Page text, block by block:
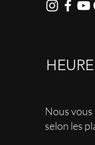
Nous
selon les